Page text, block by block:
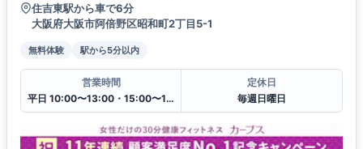
住吉東駅から車で6分
大阪府大阪市阿倍野区昭和町2丁目5-1
無料体験 駅から5分以内
営業時間
平日 10:00〜13:00・15:00〜19:00
定休日
毎週日曜日